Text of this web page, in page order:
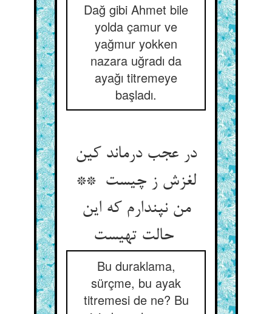
Dağ gibi Ahmet bile
yolda çamur ve
yağmur yokken
nazara uğradı da
ayağı titremeye
başladı.
در عجب درماند کین
لغزش ز چیست **
من نپندارم که این
Bu duraklama,
sürçme, bu ayak
titremesi de ne? Bu